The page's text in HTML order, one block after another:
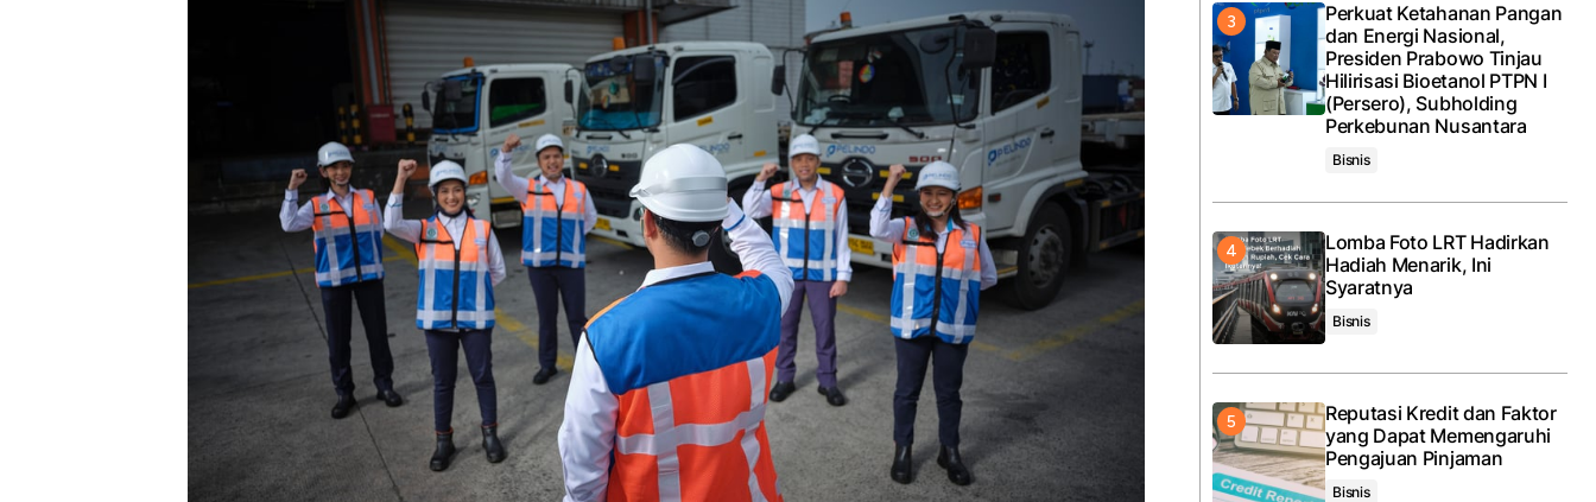
Perkuat Ketahanan Pangan
dan Energi Nasional,
Presiden Prabowo Tinjau
Hilirisasi Bioetanol PTPN I
(Persero), Subholding
Perkebunan Nusantara
Bisnis
Lomba Foto LRT Hadirkan
Hadiah Menarik, Ini
Syaratnya
Bisnis
Reputasi Kredit dan Faktor
yang Dapat Memengaruhi
Pengajuan Pinjaman
Bisnis